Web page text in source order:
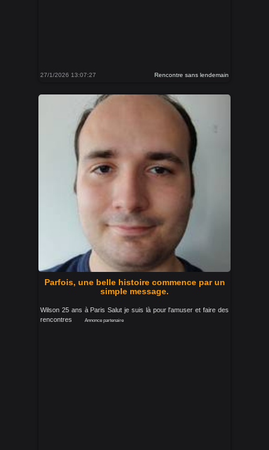
27/1/2026 13:07:27 Rencontre sans lendemain
Parfois, une belle histoire commence par un
simple message.
Wilson 25 ans à Paris Salut je suis là pour l'amuser et faire des
rencontres
Annonce partenaire